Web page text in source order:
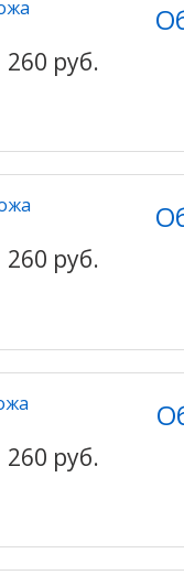
260 руб.
260 руб.
260 руб.